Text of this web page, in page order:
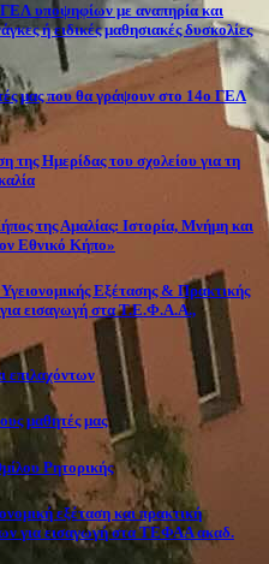
ΓΕΛ υποψηφίων με αναπηρία και
ή ειδικές μαθησιακές δυσκολίες
μας που θα γράψουν στο 14ο ΓΕΛ
της Ημερίδας του σχολείου για τη
της Αμαλίας: Ιστορία, Μνήμη και
Εθνικό Κήπο»
Εξέτασης & Πρακτικής
εισαγωγή στα Τ.Ε.Φ.Α.Α.,
επιλαχόντων
μαθητές μας
Ρητορικής
εξέταση και πρακτική
για εισαγωγή στα ΤΕΦΑΑ ακαδ.